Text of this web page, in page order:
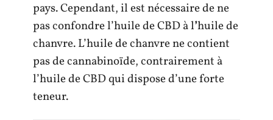
pays. Cependant, il est nécessaire de ne
pas confondre l’huile de CBD à l’huile de
chanvre. L’huile de chanvre ne contient
pas de cannabinoïde, contrairement à
l’huile de CBD qui dispose d’une forte
teneur.